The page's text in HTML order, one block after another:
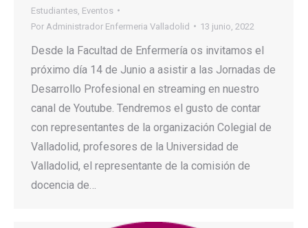
Estudiantes Eventos
Por Administrador Enfermeria Valladolid 13 junio, 2022
Desde la Facultad de Enfermería os invitamos el
próximo día 14 de Junio a asistir a las Jornadas de
Desarrollo Profesional en streaming en nuestro
canal de Youtube. Tendremos el gusto de contar
con representantes de la organización Colegial de
Valladolid, profesores de la Universidad de
Valladolid, el representante de la comisión de
docencia de…